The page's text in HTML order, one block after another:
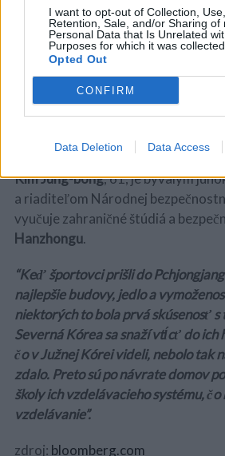
I want to opt-out of Collection, Use,
Retention, Sale, and/or Sharing of
Personal Data that Is Unrelated
Purposes for which it was collected.
Opted Out
CONFIRM
Data Deletion Data Access
a poskytovať sexuálne služby. Idú
strany politbyra a musia tam spať s
stretávajú. Takéto porušenia
hudobníkoch dejú na každodennej
Bývalý špión:
Kim Jung-bong, 61, je bývalým
a riaditeľom Národnej
vyučuje zahraničné štúdiá a
Hanzhongu.
“Keď športovci prišli do
najlepšie budovy, jedlo a
niektorých to bola prvá skúsenosť
Severná Kórea sa snaží vtĺcť do ich
čo v Južnej Kórei videli, nebolo tak
zdalo. Preto sú po návrate domov
školy ich vzdelávacieho systému,
vzdelávanie”.
zdroj: bloomberg.com